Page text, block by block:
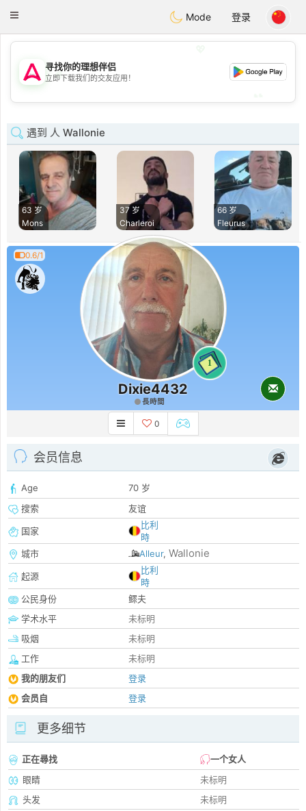
Tantôt
Toggle
Mode 登录
💖
💕
寻找你的理想伴侣
立即下载我们的交友应用！
遇到 人 Wallonie
63 岁
Mons
37 岁
Charleroi
66 岁
Fleurus
0.6/1
1
Dixie4432
長時間
0
会员信息
Age
70 岁
搜索
友谊
国家
比利
時
城市
Alleur, Wallonie
起源
比利
時
公民身份
鳏夫
学术水平
未标明
吸烟
未标明
工作
未标明
我的朋友们
登录
会员自
登录
更多细节
正在尋找
一个女人
眼睛
未标明
头发
未标明